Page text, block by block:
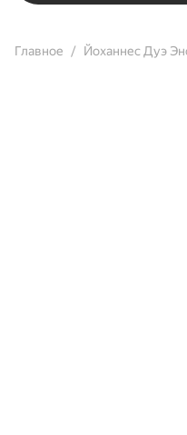
Главное Йоханнес Дуэ